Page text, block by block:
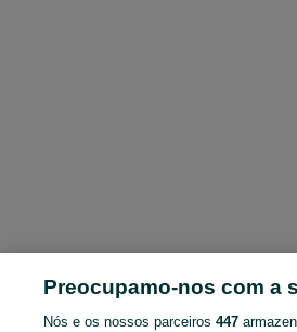
Preocupamo-nos com a
Nós e os nossos parceiros447